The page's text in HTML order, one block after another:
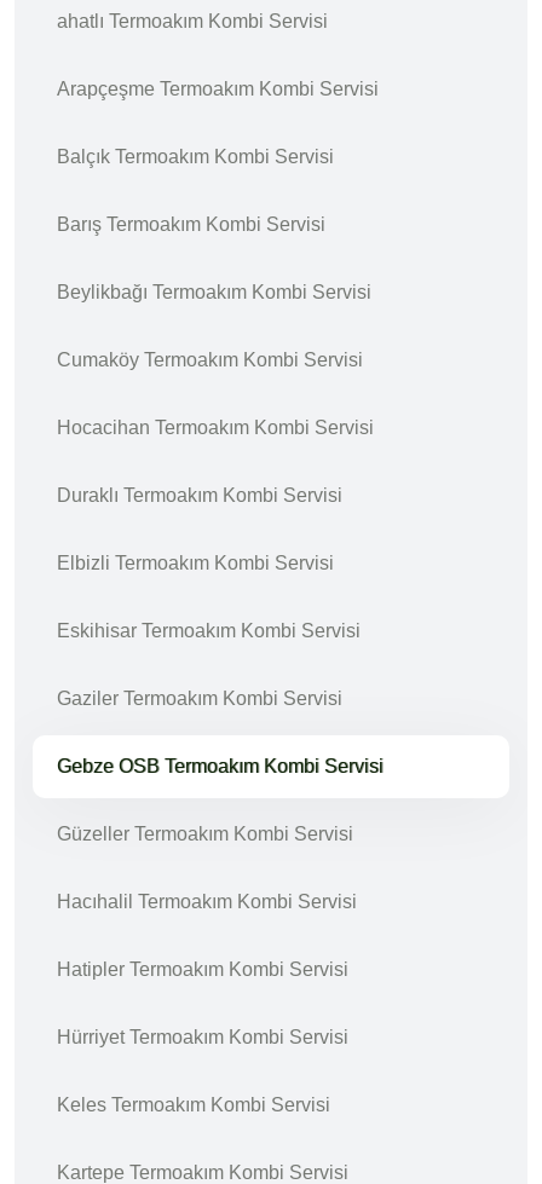
ahatlı Termoakım Kombi Servisi
Arapçeşme Termoakım Kombi Servisi
Balçık Termoakım Kombi Servisi
Barış Termoakım Kombi Servisi
Beylikbağı Termoakım Kombi Servisi
Cumaköy Termoakım Kombi Servisi
Hocacihan Termoakım Kombi Servisi
Duraklı Termoakım Kombi Servisi
Elbizli Termoakım Kombi Servisi
Eskihisar Termoakım Kombi Servisi
Gaziler Termoakım Kombi Servisi
Gebze OSB Termoakım Kombi Servisi
Güzeller Termoakım Kombi Servisi
Hacıhalil Termoakım Kombi Servisi
Hatipler Termoakım Kombi Servisi
Hürriyet Termoakım Kombi Servisi
Keles Termoakım Kombi Servisi
Kartepe Termoakım Kombi Servisi